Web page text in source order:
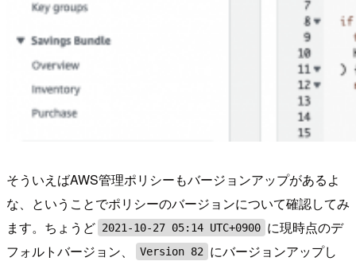
そういえばAWS管理ポリシーもバージョンアップがあるよ
な、ということでポリシーのバージョンについて確認してみ
ます。ちょうど 2021-10-27 05:14 UTC+0900 に現時点のデ
フォルトバージョン、
Version 82
にバージョンアップし